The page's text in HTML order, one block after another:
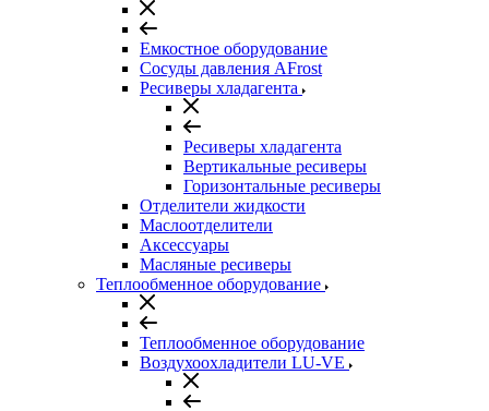
Емкостное оборудование
Сосуды давления AFrost
Ресиверы хладагента
Ресиверы хладагента
Вертикальные ресиверы
Горизонтальные ресиверы
Отделители жидкости
Маслоотделители
Аксессуары
Масляные ресиверы
Теплообменное оборудование
Теплообменное оборудование
Воздухоохладители LU-VE